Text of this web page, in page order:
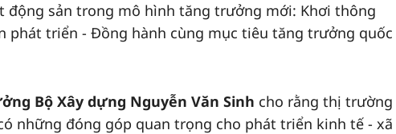
động sản trong mô hình tăng trưởng mới: Khơi thông
phát triển - Đồng hành cùng mục tiêu tăng trưởng quốc
Bộ Xây dựng Nguyễn Văn Sinh cho rằng thị trường
những đóng góp quan trọng cho phát triển kinh tế - xã